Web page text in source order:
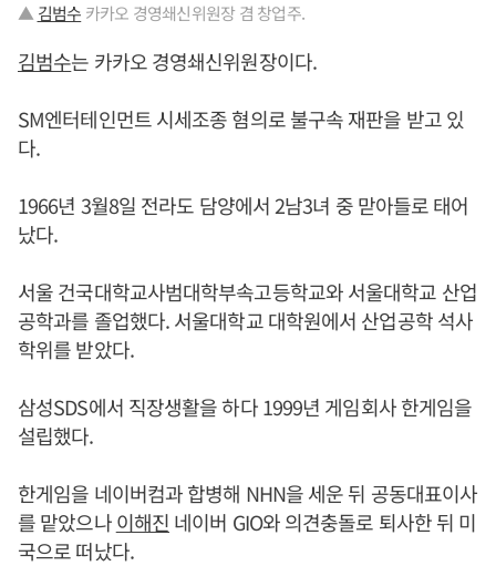
▲ 김범수 카카오 경영쇄신위원장 겸 창업주.
김범수는 카카오 경영쇄신위원장이다.
SM엔터테인먼트 시세조종 혐의로 불구속 재판을 받고 있
다.
1966년 3월8일 전라도 담양에서 2남3녀 중 맏아들로 태어
났다.
서울 건국대학교사범대학부속고등학교와 서울대학교 산업
공학과를 졸업했다. 서울대학교 대학원에서 산업공학 석사
학위를 받았다.
삼성SDS에서 직장생활을 하다 1999년 게임회사 한게임을
설립했다.
한게임을 네이버컴과 합병해 NHN을 세운 뒤 공동대표이사
를 맡았으나이해진 네이버 GIO와 의견충돌로 퇴사한 뒤 미
국으로 떠났다.